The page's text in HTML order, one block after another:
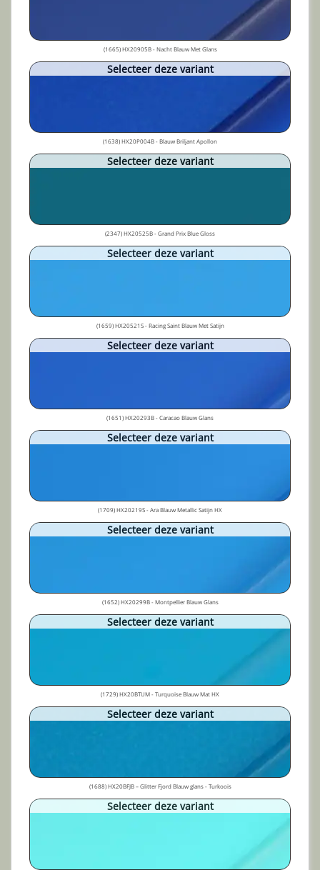
(1665) HX20905B - Nacht Blauw Met Glans
Selecteer deze variant
(1638) HX20P004B - Blauw Briljant Apollon
Selecteer deze variant
(2347) HX20525B - Grand Prix Blue Gloss
Selecteer deze variant
(1659) HX20521S - Racing Saint Blauw Met Satijn
Selecteer deze variant
(1651) HX20293B - Caracao Blauw Glans
Selecteer deze variant
(1709) HX20219S - Ara Blauw Metallic Satijn HX
Selecteer deze variant
(1652) HX20299B - Montpellier Blauw Glans
Selecteer deze variant
(1729) HX20BTUM - Turquoise Blauw Mat HX
Selecteer deze variant
(1688) HX20BFJB – Glitter Fjord Blauw glans - Turkoois
Selecteer deze variant